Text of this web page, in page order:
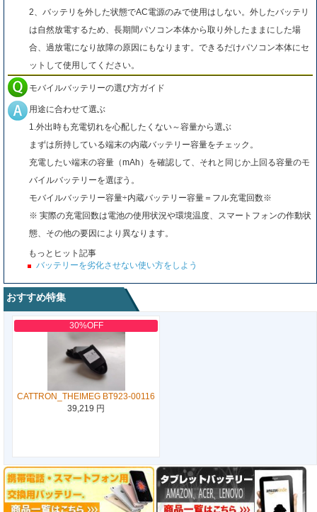
2、バッテリを外した状態でAC電源のみで使用はしない。外したバッテリ
は自然放電するため、長期間パソコン本体から取り外したままにした場
合、過放電になり故障の原因にもなります。できるだけパソコン本体にセ
ットして使用してください。
モバイルバッテリーの選び方ガイド
用途に合わせて選ぶ
1.外出時も充電切れを心配したくない～容量から選ぶ
まずは所持している端末の内蔵バッテリー容量をチェック。
充電したい端末の容量（mAh）を確認して、それと同じか上回る容量のモ
バイルバッテリーを選ぼう。
モバイルバッテリー容量÷内蔵バッテリー容量＝フル充電回数※
※ 実際の充電回数は電池の使用状況や環境温度、スマートフォンの作動状
態、その他の要因により異なります。
もっとヒット記事
バッテリーを劣化させない使い方をしよう
おすすめ特集
30%OFF
CATTRON_THEIMEG BT923-00116
39,219 円